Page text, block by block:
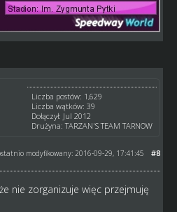
Liczba postów: 1,629
Liczba wątków: 39
Dołączył: Jul 2012
Drużyna: TARZAN'S TEAM TARNOW
#8
modyfikowany: 2016-09-29, 17:41:45
nie zorganizuje więc przejmuję